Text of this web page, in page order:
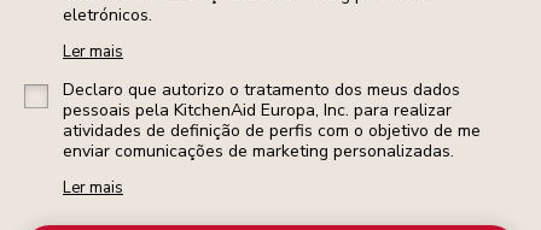
eletrónicos.
Ler mais
Declaro que autorizo o tratamento dos meus dados
pessoais pela KitchenAid Europa, Inc. para realizar
atividades de definição de perfis com o objetivo de me
enviar comunicações de marketing personalizadas.
Ler mais